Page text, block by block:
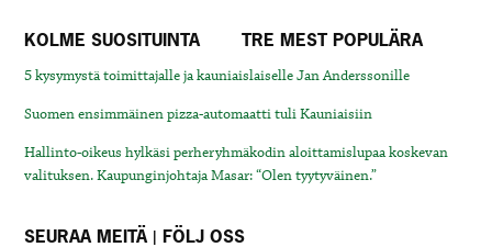
KOLME SUOSITUINTA TRE MEST POPULÄRA
5 kysymystä toimittajalle ja kauniaislaiselle Jan Anderssonille
Suomen ensimmäinen pizza-automaatti tuli Kauniaisiin
Hallinto-oikeus hylkäsi perheryhmäkodin aloittamislupaa koskevan
valituksen. Kaupunginjohtaja Masar: “Olen tyytyväinen.”
SEURAA MEITÄ | FÖLJ OSS